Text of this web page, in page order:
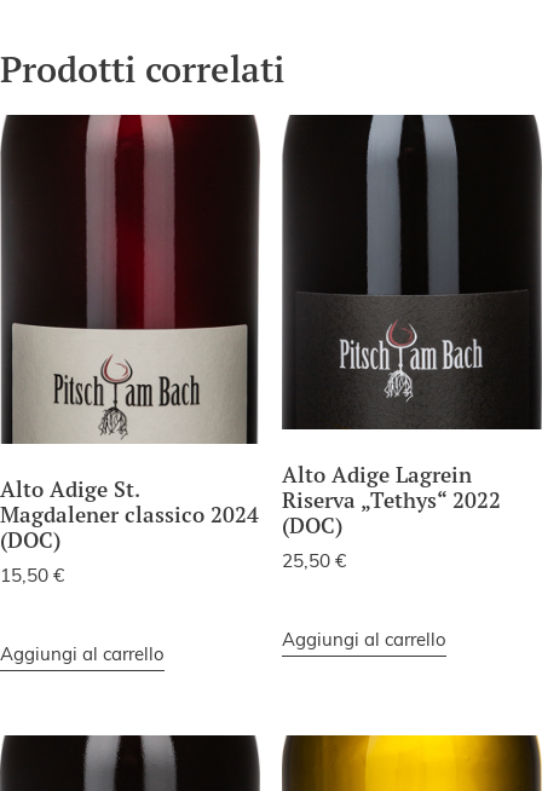
Prodotti correlati
Alto Adige St.
Magdalener classico 2024
(DOC)
15,50 €
Aggiungi al carrello
Alto Adige Lagrein
Riserva „Tethys“ 2022
(DOC)
25,50 €
Aggiungi al carrello